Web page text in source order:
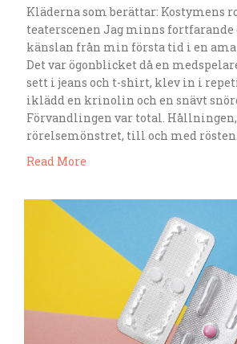
Kläderna som berättar: Kostymens
teaterscenen Jag minns
känslan från min första tid i en
Det var ögonblicket då en
sett i jeans och t-shirt, klev in i
iklädd en krinolin och en snävt
Förvandlingen var total. Hållningen,
rörelsemönstret, till och med
Read More